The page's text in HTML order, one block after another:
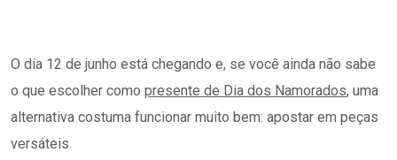
O dia 12 de junho está chegando e, se você ainda não sabe
o que escolher como presente de Dia dos Namorados, uma
alternativa costuma funcionar muito bem: apostar em peças
versáteis.